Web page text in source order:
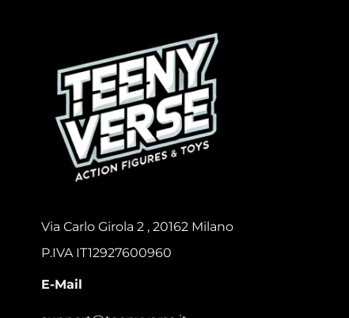
Via Carlo Girola 2 , 20162 Milano
P.IVA IT12927600960
E-Mail